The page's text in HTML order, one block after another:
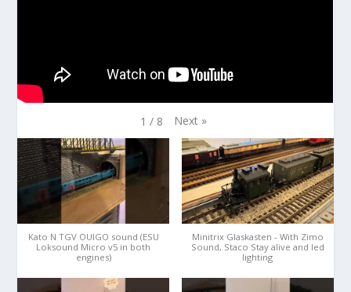
1 / 8 Next »
Kato N TGV OUIGO sound (ESU
Loksound Micro v5 in both
engines)
Minitrix Glaskasten - With Zimo
Sound, Staco Stay alive and led
lighting